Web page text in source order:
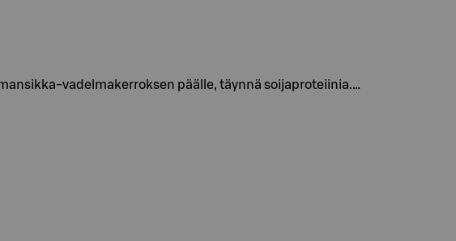
vadelmakerroksen päälle, täynnä soijaproteiinia.…